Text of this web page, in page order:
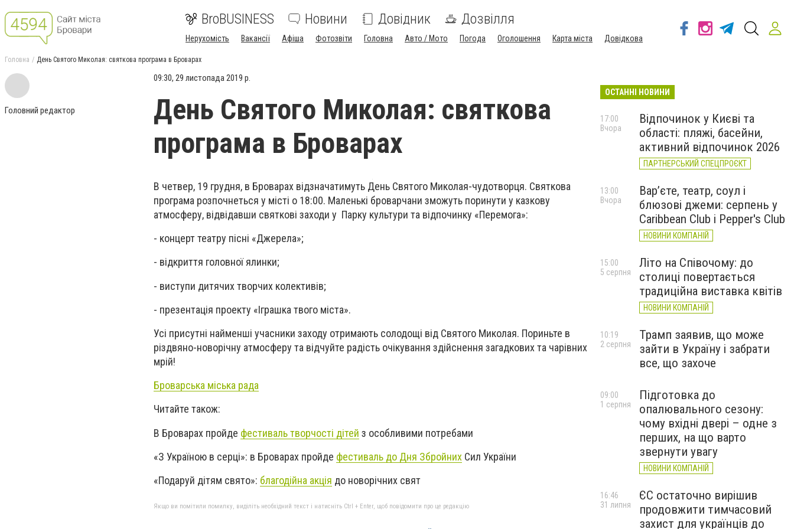
BroBUSINESS Новини Довідник Дозвілля
Нерухомість Вакансії Афіша Фотозвіти Головна Авто / Мото Погода Оголошення Карта міста Довідкова
Головна День Святого Миколая: святкова програма в Броварах
Головний редактор
09:30, 29 листопада 2019 р.
День Святого Миколая: святкова
програма в Броварах
В четвер, 19 грудня, в Броварах відзначатимуть День Святого Миколая-чудотворця. Святкова
програма розпочнеться у місті о 18:00. Маленькі броварчани зможуть поринути у казкову
атмосферу, відвідавши святкові заходи у Парку культури та відпочинку «Перемога»:
- концерт театру пісні «Джерела»;
- відкриття головної ялинки;
- виступи дитячих творчих колективів;
- презентація проекту «Іграшка твого міста».
Усі присутні найменші учасники заходу отримають солодощі від Святого Миколая. Пориньте в
різдвяно-новорічну атмосферу та відчуйте радість очікування здійснення загадкових та чарівних
мрій!
Броварська міська рада
Читайте також:
В Броварах пройде фестиваль творчості дітей з особливими потребами
«З Україною в серці»: в Броварах пройде фестиваль до Дня Збройних Сил України
«Подаруй дітям свято»: благодійна акція до новорічних свят
Якщо ви помітили помилку, виділіть необхідний текст і натисніть Ctrl + Enter, щоб повідомити про це редакцію
ОСТАННІ НОВИНИ
Відпочинок у Києві та
області: пляжі, басейни,
активний відпочинок 2026
ПАРТНЕРСЬКИЙ СПЕЦПРОЄКТ
17:00
Вчора
Вар’єте, театр, соул і
блюзові джеми: серпень у
Caribbean Club і Pepper's Club
НОВИНИ КОМПАНІЙ
13:00
Вчора
Літо на Співочому: до
столиці повертається
традиційна виставка квітів
НОВИНИ КОМПАНІЙ
15:00
5 серпня
Трамп заявив, що може
зайти в Україну і забрати
все, що захоче
10:19
2 серпня
Підготовка до
опалювального сезону:
чому вхідні двері – одне з
перших, на що варто
звернути увагу
НОВИНИ КОМПАНІЙ
09:00
1 серпня
ЄС остаточно вирішив
продовжити тимчасовий
захист для українців до
16:46
31 липня